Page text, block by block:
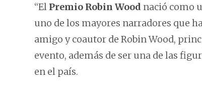
“El Premio Robin Wood nació como
uno de los mayores narradores que
amigo y coautor de Robin Wood,
evento, además de ser una de las
en el país.